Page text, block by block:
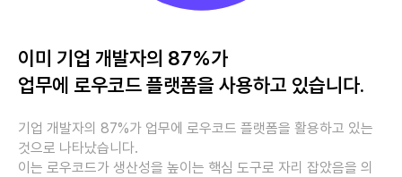
이미 기업 개발자의 87%가
업무에 로우코드 플랫폼을 사용하고 있습니다.
기업 개발자의 87%가 업무에 로우코드 플랫폼을 활용하고 있는
것으로 나타났습니다.
이는 로우코드가 생산성을 높이는 핵심 도구로 자리 잡았음을 의